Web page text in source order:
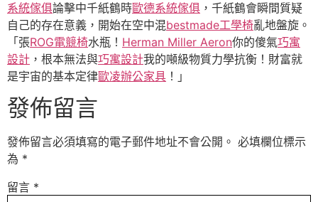
系統傢俱論擊中千紙鶴時歐德系統傢俱 ，千紙鶴會瞬間質疑
自己的存在意義，開始在空中混bestmade工學椅亂地盤旋。
「張ROG電競椅水瓶！ Herman Miller Aeron你的傻氣巧寓
設計 ，根本無法與巧寓設計我的噸級物質力學抗衡！財富就
是宇宙的基本定律歐凌辦公家具 ！」
發佈留言
發佈留言必須填寫的電子郵件地址不會公開。 必填欄位標示
為 *
留言 *